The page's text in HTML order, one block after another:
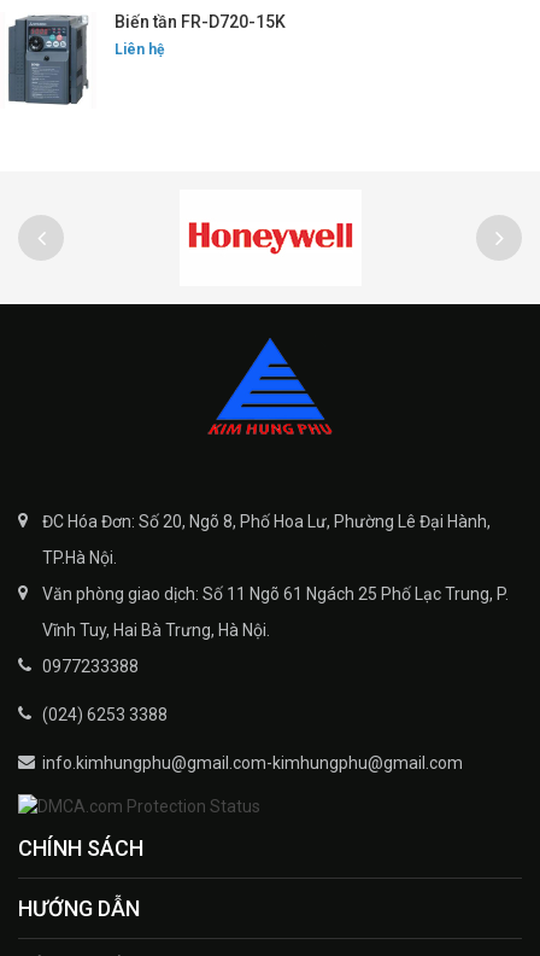
Biến tần FR-D720-15K
Liên hệ
ĐC Hóa Đơn: Số 20, Ngõ 8, Phố Hoa Lư, Phường Lê Đại Hành,
TP.Hà Nội.
Văn phòng giao dịch: Số 11 Ngõ 61 Ngách 25 Phố Lạc Trung, P.
Vĩnh Tuy, Hai Bà Trưng, Hà Nội.
0977233388
(024) 6253 3388
info.kimhungphu@gmail.com-kimhungphu@gmail.com
CHÍNH SÁCH
HƯỚNG DẪN